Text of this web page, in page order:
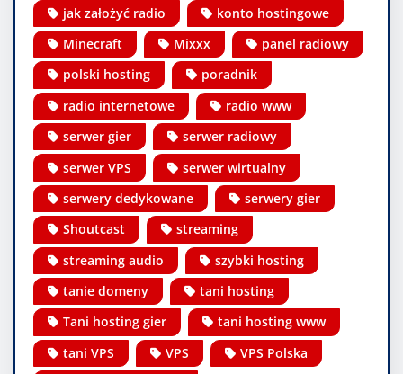
jak założyć radio
konto hostingowe
Minecraft
Mixxx
panel radiowy
polski hosting
poradnik
radio internetowe
radio www
serwer gier
serwer radiowy
serwer VPS
serwer wirtualny
serwery dedykowane
serwery gier
Shoutcast
streaming
streaming audio
szybki hosting
tanie domeny
tani hosting
Tani hosting gier
tani hosting www
tani VPS
VPS
VPS Polska